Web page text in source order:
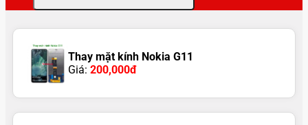
Thay mặt kính Nokia G11
Giá: 200,000đ